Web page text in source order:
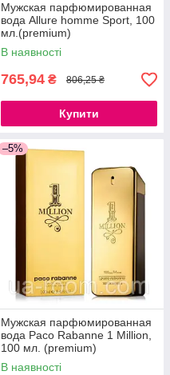
Мужская парфюмированная
вода Allure homme Sport, 100
мл.(premium)
В наявності
765,94 ₴ 806,25 ₴
Купити
–5%
Мужская парфюмированная
вода Paco Rabanne 1 Million,
100 мл. (premium)
В наявності